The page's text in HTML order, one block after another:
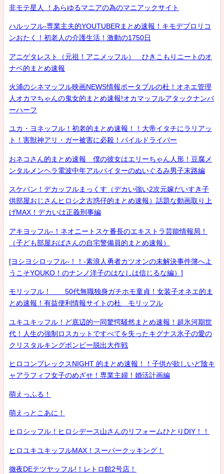
非モテ星人 ！あらゆるマニアの為のマニアックサイト
ハルッフル-専業主夫的YOUTUBERまとめ速報！キモデブロリコ
ンおたく！初老人の介護生活！激動の1750日
アニゲタレスト（元祖！アニメッフル） ひきこもりニートのオ
ナベ的まとめ速報
火浦のシネマッフル映画NEWS情報ポータブルの杜！オネエ管理
人オカマちゃんの鬼女的まとめ速報!オカマッフルアタックナンバ
ーハーフ
ユカ・ヨネッフル！初老的まとめ速報！！大帝イタチにラリアッ
ト！害獣神アリ・ガー被害に必殺！パイルドライバー
おネコさん的まとめ速報 僕の彼女はエリーちゃん人形！豆腐メ
ンタルメンヘラ電波中年アルバイターのぬいぐるみ男子末路編
スケバン！デカッフルまっくす（デカい強い2次元嫁だいすき子
供部屋おじさんヒロシ之古惑仔的まとめ速報）話題な動画取り上
げMAX！デカいは正義刑事編
アキヨッフル-！ネオニートスケ番長のエキストラ芸能情報局！
（子ども部屋おばさんの自宅警備員的まとめ速報）
[ヨシヨシロッフル-！！-素浪人勇者カツオンの未解決事件簿へよ
うこそYOUKO！のナンノ洋子のはなしは信じるな編）]
モリッフル！ 50代無職独身ガチホモ童貞！女装子オネエ的ま
とめ速報！有益便利情報サイトの杜 モリッフル
ユキユキッフル！ど底辺的一同驚愕騒然まとめ速報！超氷河期世
代！人生の強制ロスカットですべてを失ったキグナス氷子の愛の
クリスタルキングボンビー脱出大作戦
ヒロコンプレックスNIGHT 的まとめ速報！！子供が欲しいど陰キ
ャアラフィフ女子のめざせ！専業主婦！婚活計画編
萌えっふる！
萌えっとこあに！
ヒロシッフル！ヒロシデース山さんのリフォームひとりDIY！！
ヒロユキユキッフルMAX！スーパークッキング！
徹夜DEテツヤッフル!！レトロ館2号店！